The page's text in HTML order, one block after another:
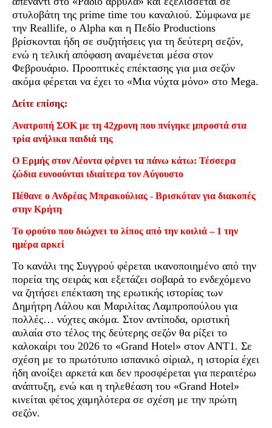
στυλοβάτη της prime time του καναλιού. Σύμφωνα με
την Reallife, ο Alpha και η Πεδίο Productions
βρίσκονται ήδη σε συζητήσεις για τη δεύτερη σεζόν,
ενώ η τελική απόφαση αναμένεται μέσα στον
Φεβρουάριο. Προοπτικές επέκτασης για μια σεζόν
ακόμα φέρεται να έχει το «Μια νύχτα μόνο» στο Mega.
Δείτε επίσης:
Ανατροπή ΣΟΚ με τη 42χρονη που πνίγηκε μπροστά στα
τρία ανήλικα παιδιά της
Ο Ερμής στον Λέοντα φέρνει τα πάνω κάτω: Τέσσερα
ζώδια ευνοούνται ιδιαίτερα τον Αύγουστο
Πέθανε ο Ανδρέας Μπρακούλιας - Βρισκόταν για διακοπές
στην Κρήτη
Το φρούτο που διώχνει το λίπος από την κοιλιά – 1 την
ημέρα αρκεί
Το κανάλι της Συγγρού φέρεται ικανοποιημένο από την
πορεία της σειράς και εξετάζει σοβαρά το ενδεχόμενο
να ζητήσει επέκταση της ερωτικής ιστορίας των
Δημήτρη Λάλου και Μαριλίτας Λαμπροπούλου για
πολλές… νύχτες ακόμα. Στον αντίποδα, οριστική
αυλαία στο τέλος της δεύτερης σεζόν θα ρίξει το
καλοκαίρι του 2026 το «Grand Hotel» στον ΑΝΤ1. Σε
σχέση με το πρωτότυπο ισπανικό σίριαλ, η ιστορία έχει
ήδη ανοίξει αρκετά και δεν προσφέρεται για περαιτέρω
ανάπτυξη, ενώ και η τηλεθέαση του «Grand Hotel»
κινείται φέτος χαμηλότερα σε σχέση με την πρώτη
σεζόν.